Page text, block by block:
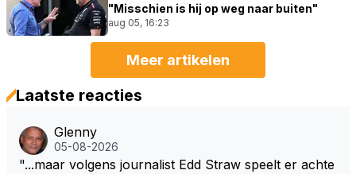
"Misschien is hij op weg naar buiten"
aug 05, 16:23
Meer artikelen
Laatste reacties
Glenny
05-08-2026
"...maar volgens journalist Edd Straw speelt er achte